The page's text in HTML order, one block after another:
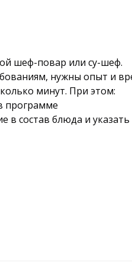
шеф-повар или су-шеф.
нужны опыт и
минут. При этом:
программе
состав блюда и указать